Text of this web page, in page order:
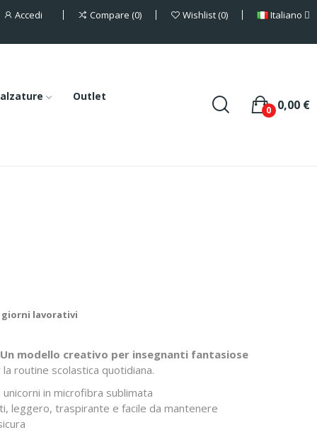
Accedi Compare 0 Wishlist 0 Italiano
Outlet
0,00 €
0
giorni lavorativi
modello creativo per insegnanti fantasiose
routine scolastica quotidiana.
in microfibra sublimata
leggero, traspirante e facile da mantenere